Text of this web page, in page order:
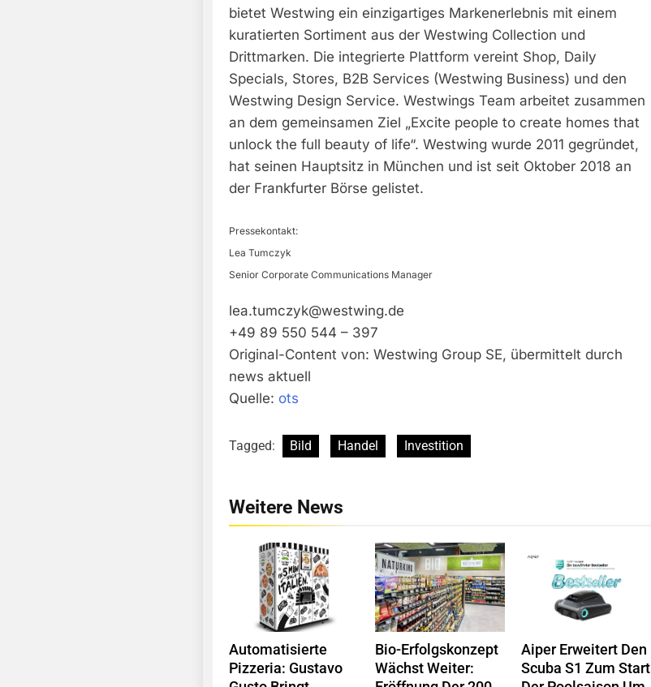
bietet Westwing ein einzigartiges Markenerlebnis mit einem
kuratierten Sortiment aus der Westwing Collection und
Drittmarken. Die integrierte Plattform vereint Shop, Daily
Specials, Stores, B2B Services (Westwing Business) und den
Westwing Design Service. Westwings Team arbeitet zusammen
an dem gemeinsamen Ziel „Excite people to create homes that
unlock the full beauty of life“. Westwing wurde 2011 gegründet,
hat seinen Hauptsitz in München und ist seit Oktober 2018 an
der Frankfurter Börse gelistet.
Pressekontakt:
Lea Tumczyk
Senior Corporate Communications Manager
lea.tumczyk@westwing.de
+49 89 550 544 – 397
Original-Content von: Westwing Group SE, übermittelt durch
news aktuell
Quelle: ots
Tagged: Bild Handel Investition
Weitere News
Automatisierte
Pizzeria: Gustavo
Bio-Erfolgskonzept
Wächst Weiter:
Aiper Erweitert Den
Scuba S1 Zum Start